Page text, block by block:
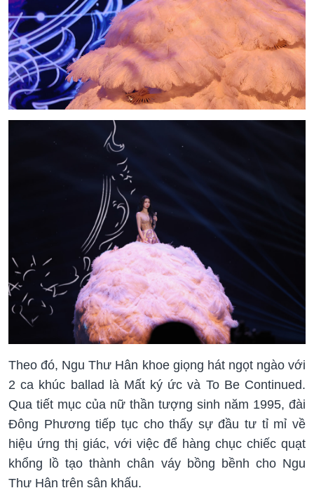
Theo đó, Ngu Thư Hân khoe giọng hát ngọt ngào với
2 ca khúc ballad là Mất ký ức và To Be Continued.
Qua tiết mục của nữ thần tượng sinh năm 1995, đài
Đông Phương tiếp tục cho thấy sự đầu tư tỉ mỉ về
hiệu ứng thị giác, với việc để hàng chục chiếc quạt
khổng lồ tạo thành chân váy bồng bềnh cho Ngu
Thư Hân trên sân khấu.